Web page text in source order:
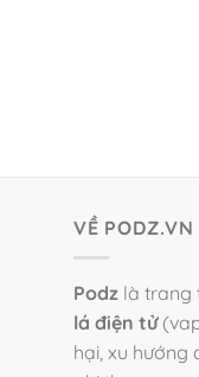
VỀ PODZ.VN
Podz là trang
lá điện tử
hại, xu hướng